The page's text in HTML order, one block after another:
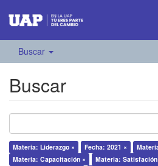
Buscar
Buscar
Materia: Liderazgo × Fecha: 2021 ×
Materia: Capacitación ×
Materia: Satisfación